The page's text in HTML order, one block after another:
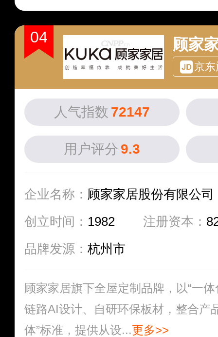
04 顾家
京
人气指数 72147
用户评分 9.3
企业名称： 顾家家居股份有限公司
创立时间： 1982 注册资本：
品牌发源： 杭州市
顾家家居旗下全屋定制品牌，以“一
链路AI设计、自研环保板材，整合产
体”标准，提供从设...更多>>